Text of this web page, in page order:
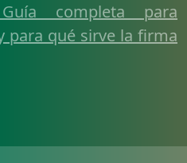
completa para
para qué sirve la firma